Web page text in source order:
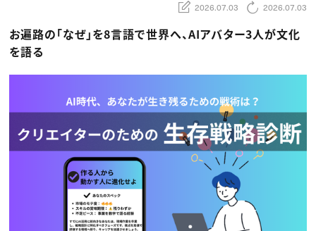
ディレクション
業界解説・キャリア事情
お役立ち基礎知識
ゲームクリエイター
映像クリエイター
マーケッター
C＆R Magazine
ニュース・トレンド
ゲーム・エンタメ
広告
出版
CREATIVE VILLAGEからのお知らせ
プロフェッショナル×つながる×メディア
2026.07.03 2026.07.03
お遍路の「なぜ」を8言語で世界へ、AIアバター3人が文化
を語る